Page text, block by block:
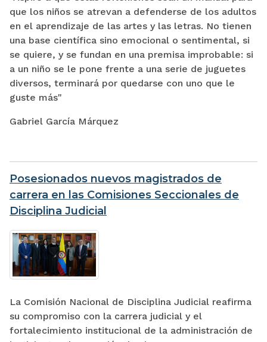
que los niños se atrevan a defenderse de los adultos
en el aprendizaje de las artes y las letras. No tienen
una base científica sino emocional o sentimental, si
se quiere, y se fundan en una premisa improbable: si
a un niño se le pone frente a una serie de juguetes
diversos, terminará por quedarse con uno que le
guste más"
Gabriel García Márquez
Posesionados nuevos magistrados de
carrera en las Comisiones Seccionales de
Disciplina Judicial
La Comisión Nacional de Disciplina Judicial reafirma
su compromiso con la carrera judicial y el
fortalecimiento institucional de la administración de